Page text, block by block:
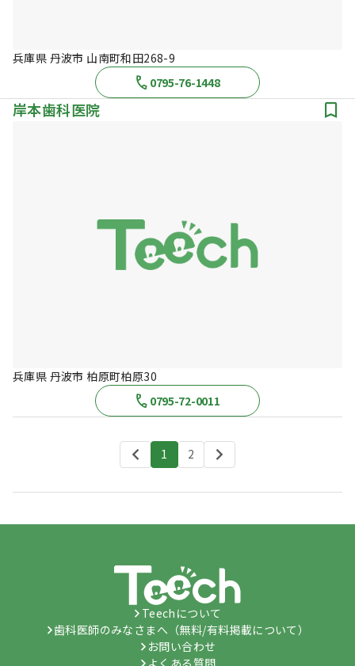
兵庫県 丹波市 山南町和田268-9
0795-76-1448
岸本歯科医院
兵庫県 丹波市 柏原町柏原30
0795-72-0011
1 2
Teechについて
歯科医師のみなさまへ（無料/有料掲載について）
お問い合わせ